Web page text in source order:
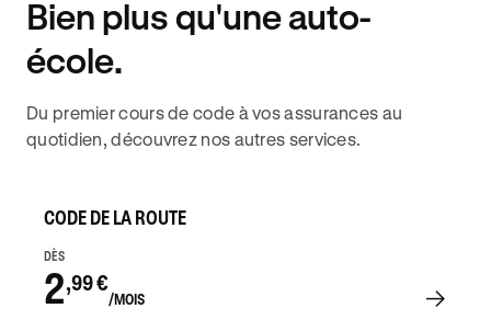
DISPONIBILITÉ 6J/7
Bien plus qu'une auto-
école.
Du premier cours de code à vos assurances au
quotidien, découvrez nos autres services.
CODE DE LA ROUTE
DÈS
2,99 €
/MOIS